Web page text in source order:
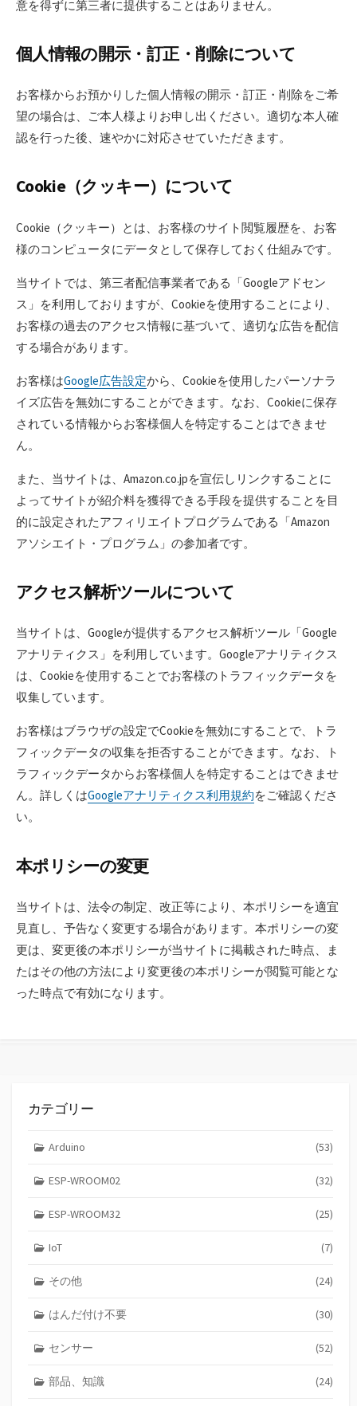
意を得ずに第三者に提供することはありません。
個人情報の開示・訂正・削除について
お客様からお預かりした個人情報の開示・訂正・削除をご希
望の場合は、ご本人様よりお申し出ください。適切な本人確
認を行った後、速やかに対応させていただきます。
Cookie（クッキー）について
Cookie（クッキー）とは、お客様のサイト閲覧履歴を、お客
様のコンピュータにデータとして保存しておく仕組みです。
当サイトでは、第三者配信事業者である「Googleアドセン
ス」を利用しておりますが、Cookieを使用することにより、
お客様の過去のアクセス情報に基づいて、適切な広告を配信
する場合があります。
お客様はGoogle広告設定から、Cookieを使用したパーソナラ
イズ広告を無効にすることができます。なお、Cookieに保存
されている情報からお客様個人を特定することはできませ
ん。
また、当サイトは、Amazon.co.jpを宣伝しリンクすることに
よってサイトが紹介料を獲得できる手段を提供することを目
的に設定されたアフィリエイトプログラムである「Amazon
アソシエイト・プログラム」の参加者です。
アクセス解析ツールについて
当サイトは、Googleが提供するアクセス解析ツール「Google
アナリティクス」を利用しています。Googleアナリティクス
は、Cookieを使用することでお客様のトラフィックデータを
収集しています。
お客様はブラウザの設定でCookieを無効にすることで、トラ
フィックデータの収集を拒否することができます。なお、ト
ラフィックデータからお客様個人を特定することはできませ
ん。詳しくはGoogleアナリティクス利用規約をご確認くださ
い。
本ポリシーの変更
当サイトは、法令の制定、改正等により、本ポリシーを適宜
見直し、予告なく変更する場合があります。本ポリシーの変
更は、変更後の本ポリシーが当サイトに掲載された時点、ま
たはその他の方法により変更後の本ポリシーが閲覧可能とな
った時点で有効になります。
カテゴリー
Arduino (53)
ESP-WROOM02 (32)
ESP-WROOM32 (25)
IoT (7)
その他 (24)
はんだ付け不要 (30)
センサー (52)
部品、知識 (24)